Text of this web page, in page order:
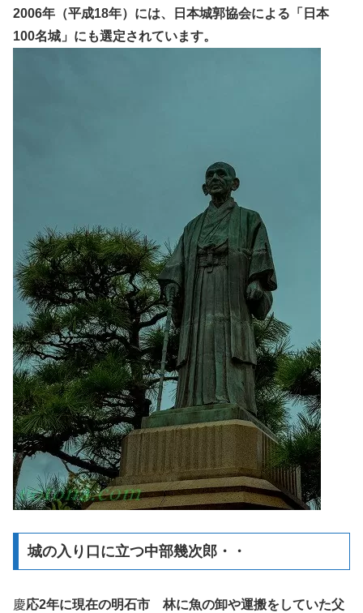
2006年（平成18年）には、日本城郭協会による「日本
100名城」にも選定されています。
城の入り口に立つ中部幾次郎・・
慶応2年に現在の明石市 林に魚の卸や運搬をしていた父